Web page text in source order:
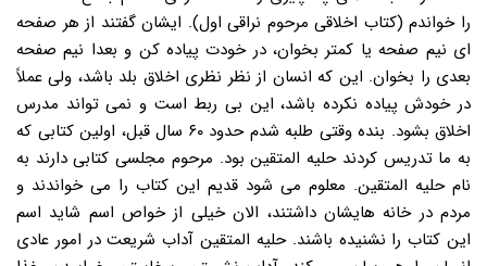
را خواندم (کتاب اخلاقی مرحوم نراقی اول). ایشان گفتند از هر صفحه
ای نیم صفحه یا کمتر بخوان، در خودت پیاده کن و بعدا نیم صفحه
بعدی را بخوان. این که انسان از نظر نظری اخلاق بلد باشد، ولی عملاً
در خودش پیاده نکرده باشد، این بی ربط است و نمی تواند مدرس
اخلاق بشود. بنده وقتی طلبه شدم حدود ۶۰ سال قبل، اولین کتابی که
به ما تدریس کردند حلیه المتقین بود. مرحوم مجلسی کتابی دارند به
نام حلیه المتقین. معلوم می شود قدیم این کتاب را می خواندند و
مردم در خانه هایشان داشتند، الان خیلی از خواص اسم شاید اسم
این کتاب را نشنیده باشند. حلیه المتقین آداب شریعت در امور عادی